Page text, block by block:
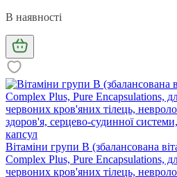
В наявності
Вітаміни групи B (збалансована
Complex Plus, Pure Encapsulations,
червоних кров'яних тілець,